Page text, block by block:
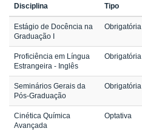
Disciplina Tipo
Estágio de Docência na
Graduação I
Obrigatória
Proficiência em Língua
Estrangeira - Inglês
Obrigatória
Seminários Gerais da
Pós-Graduação
Obrigatória
Cinética Química
Avançada
Optativa